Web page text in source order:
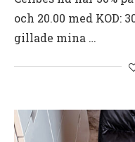
och 20.00 med KOD:
gillade mina …